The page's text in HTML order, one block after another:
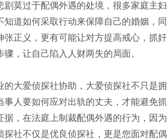
剧莫过于配偶外遇的处境，很多家庭主
知道如何采取行动来保障自己的婚姻，
张正义，更有可能让对方提高戒心，抓
，让自己陷入人财两失的局面。
的大爱侦探社协助，大爱侦探社不只是
事人要如何应对出轨的丈夫，才能避免
据，在法庭上制裁配偶外遇的行为，因
社不仅是优良侦探社，更是您面对配偶